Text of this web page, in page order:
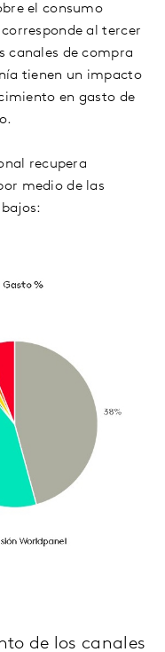
el consumo
al tercer
canales de compra
tienen un impacto
en gasto de
recupera
medio de las
de los canales